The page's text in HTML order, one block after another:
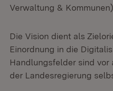
Verwaltung &
Die Vision dient als
Einordnung in die
Handlungsfelder sind
der Landesregierung